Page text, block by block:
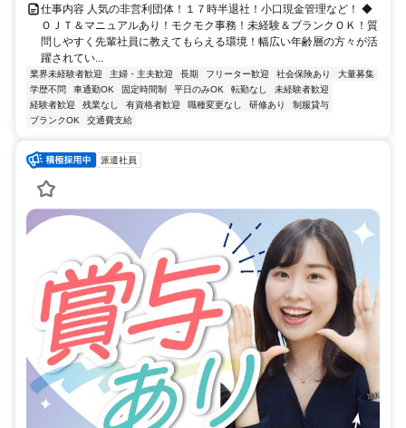
仕事内容 人気の非営利団体！１７時半退社！小口現金管理など！ ◆
ＯＪＴ＆マニュアルあり！モクモク事務！未経験＆ブランクＯＫ！質
問しやすく先輩社員に教えてもらえる環境！幅広い年齢層の方々が活
躍されてい...
業界未経験者歓迎 主婦・主夫歓迎 長期 フリーター歓迎 社会保険あり
大量募集
学歴不問
車通勤OK 固定時間制 平日のみOK 転勤なし
未経験者歓迎
経験者歓迎
残業なし 有資格者歓迎 職種変更なし 研修あり
制服貸与
ブランクOK
交通費支給
派遣社員